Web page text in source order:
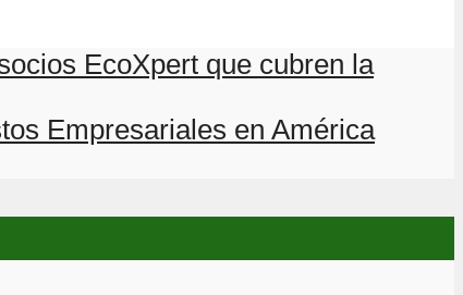
EcoXpert que cubren la
Empresariales en América